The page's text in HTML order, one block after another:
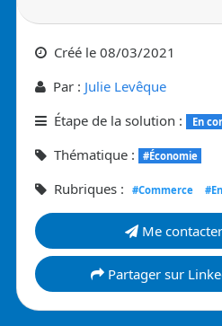
Créé le 08/03/2021
Par : Julie Levêque
Étape de la solution :
En
Thématique : #Économie
Rubriques : #Commerce
Me contacter
Partager sur